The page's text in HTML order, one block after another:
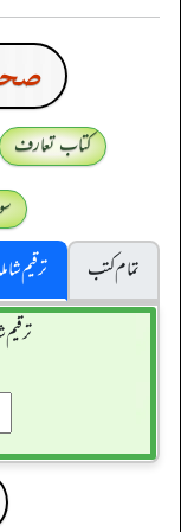
کتاب تعارف
تمام کتب
ترقیم